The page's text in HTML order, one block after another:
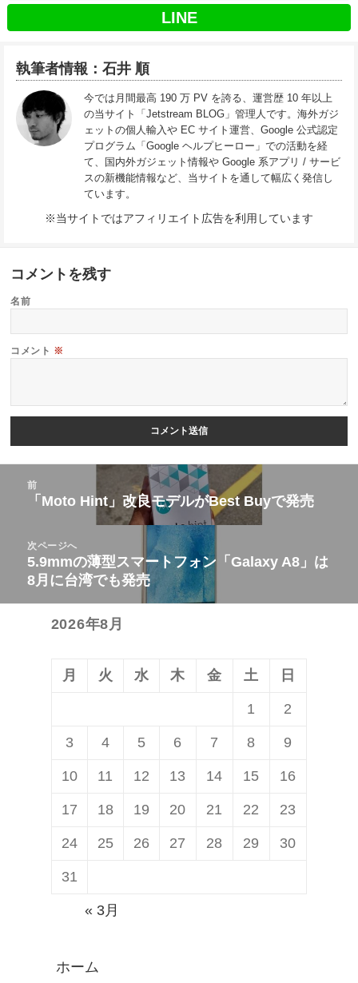
LINE
執筆者情報：石井 順
今では月間最高 190 万 PV を誇る、運営歴 10 年以上
の当サイト「Jetstream BLOG」管理人です。海外ガジ
ェットの個人輸入や EC サイト運営、Google 公式認定
プログラム「Google ヘルプヒーロー」での活動を経
て、国内外ガジェット情報や Google 系アプリ / サービ
スの新機能情報など、当サイトを通して幅広く発信し
ています。
※当サイトではアフィリエイト広告を利用しています
コメントを残す
名前
コメント ※
前
前
投
稿:
「Moto Hint」改良モデルがBest Buyで発売
次ページへ
次
の
投
5.9mmの薄型スマートフォン「Galaxy A8」は
8月に台湾でも発売
2026年8月
月 火 水 木 金 土 日
1 2
3 4 5 6 7 8 9
10 11 12 13 14 15 16
17 18 19 20 21 22 23
24 25 26 27 28 29 30
31
« 3月
ホーム